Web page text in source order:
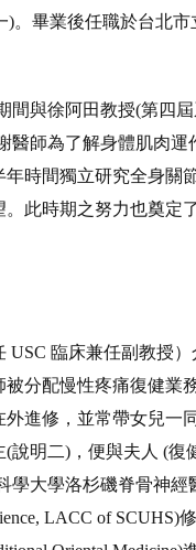
)。畢業後任職於台北
間與徐阿田教授(第四
醫師為了解身體肌肉運
時間獨立研究全身關
此時期之努力也奠定
臨床兼任副教授
分配慢性疼痛復健業
進修，並常帶女兒一
說明二)，便與夫人 (復
大學洛杉磯脊骨神經
LACC of SCUHS)